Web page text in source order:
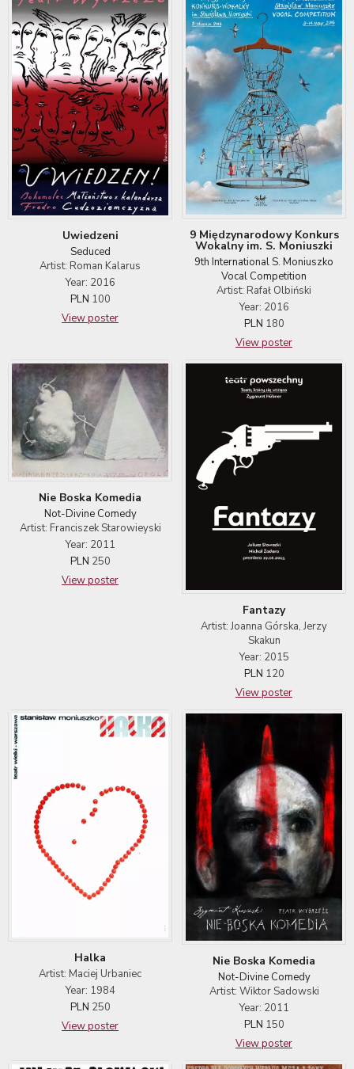
Uwiedzeni
Seduced
Artist: Roman Kalarus
Year: 2016
PLN 100
View poster
9 Międzynarodowy Konkurs
Wokalny im. S. Moniuszki
9th International S. Moniuszko
Vocal Competition
Artist: Rafał Olbiński
Year: 2016
PLN 180
View poster
Nie Boska Komedia
Not-Divine Comedy
Artist: Franciszek Starowieyski
Year: 2011
PLN 250
View poster
Fantazy
Artist: Joanna Górska, Jerzy
Skakun
Year: 2015
PLN 120
View poster
Halka
Artist: Maciej Urbaniec
Year: 1984
PLN 250
View poster
Nie Boska Komedia
Not-Divine Comedy
Artist: Wiktor Sadowski
Year: 2011
PLN 150
View poster